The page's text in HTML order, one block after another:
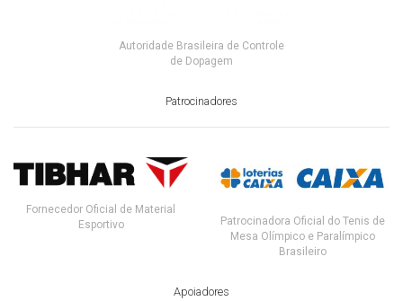
Autoridade Brasileira de Controle
de Dopagem
Patrocinadores
Fornecedor Oficial de Material
Esportivo
Patrocinadora Oficial do Tenis de
Mesa Olímpico e Paralímpico
Brasileiro
Apoiadores